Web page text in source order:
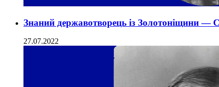
Знаний державотворець із Золотоніщини —
27.07.2022